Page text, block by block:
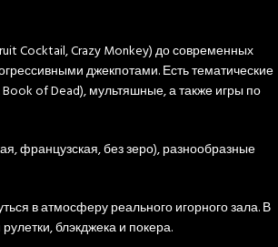
Cocktail, Crazy Monkey) до современных
джекпотами. Есть тематические
of Dead), мультяшные, а также игры по
французская, без зеро), разнообразные
в атмосферу реального игорного зала. В
блэкджека и покера.